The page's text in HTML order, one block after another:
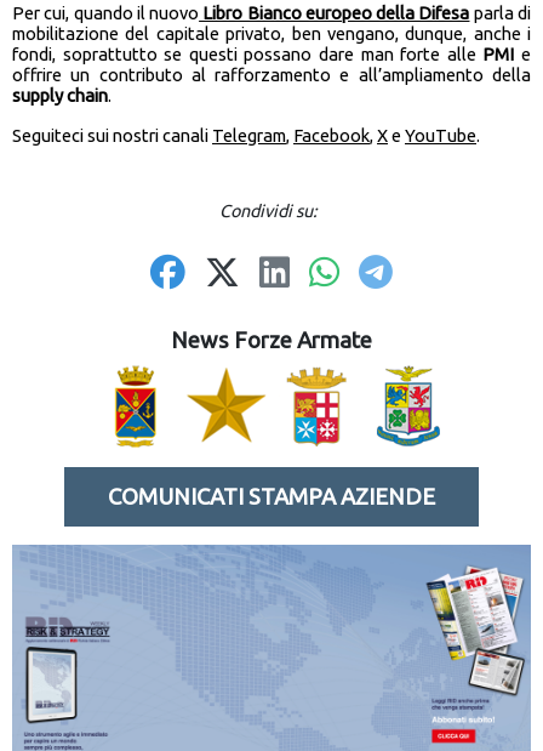
Per cui, quando il nuovo Libro Bianco europeo della Difesa parla di
mobilitazione del capitale privato, ben vengano, dunque, anche i
fondi, soprattutto se questi possano dare man forte alle PMI e
offrire un contributo al rafforzamento e all’ampliamento della
supply chain.
Seguiteci sui nostri canali Telegram, Facebook,Xe YouTube.
Condividi su:
News Forze Armate
COMUNICATI STAMPA AZIENDE